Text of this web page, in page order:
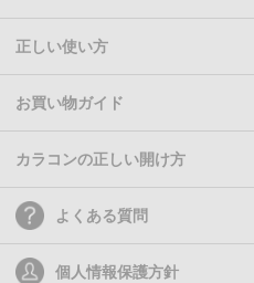
正しい使い方
お買い物ガイド
カラコンの正しい開け方
よくある質問
個人情報保護方針